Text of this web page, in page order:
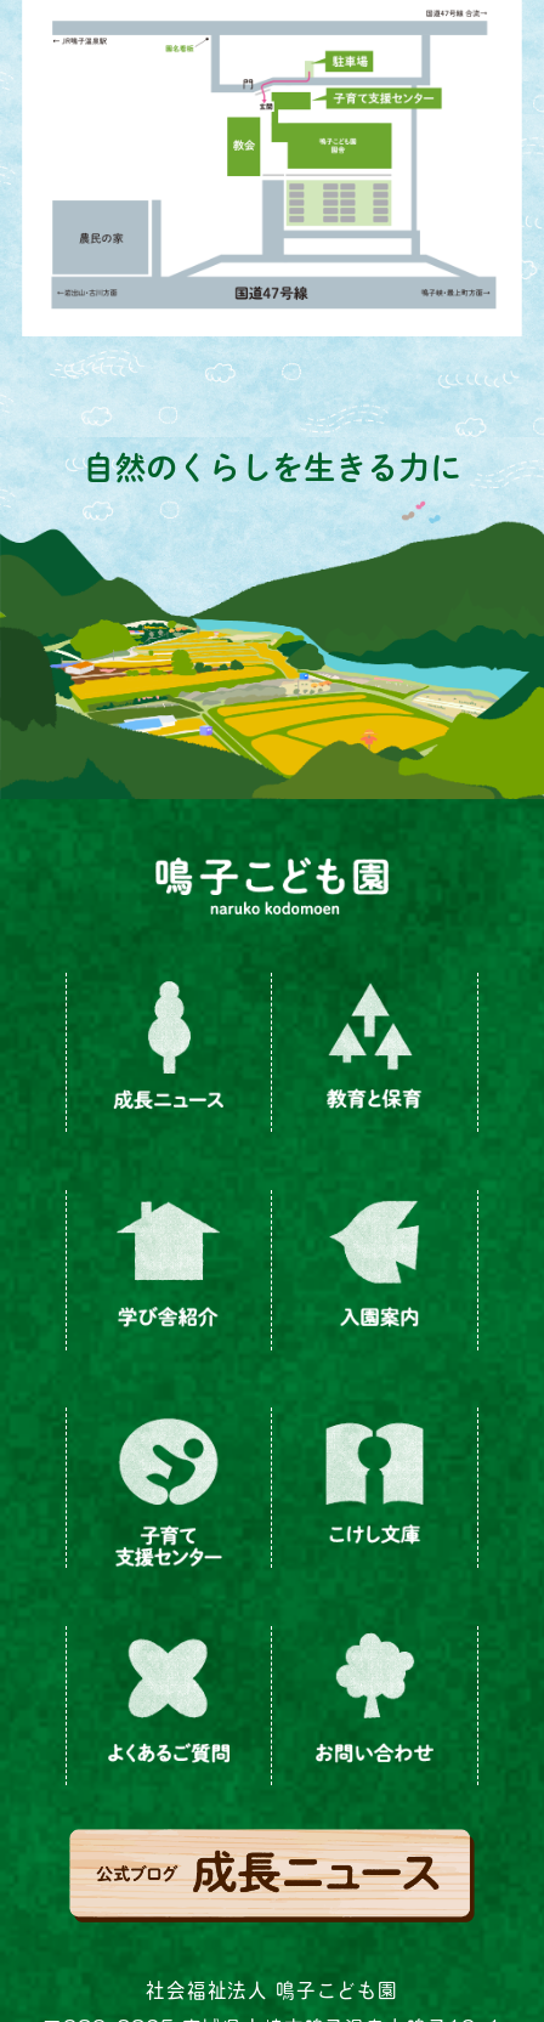
自然のくらしを生きる力に
社会福祉法人 鳴子こども園